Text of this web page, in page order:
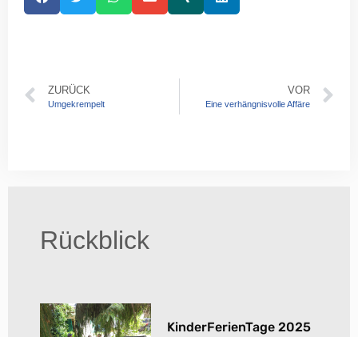
ZURÜCK
Umgekrempelt
VOR
Eine verhängnisvolle Affäre
Rückblick
KinderFerienTage 2025